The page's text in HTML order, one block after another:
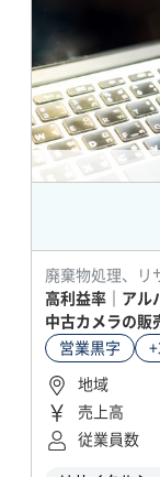
廃棄物処理、リ
高利益率｜アル
中古カメラの販
営業黒字
地域
売上高
従業員数